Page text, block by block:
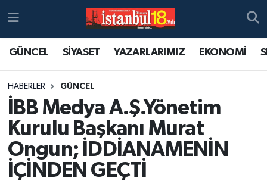
GÜNCEL SİYASET YAZARLARIMIZ EKONOMİ
HABERLER GÜNCEL
İBB Medya A.Ş.Yönetim
Kurulu Başkanı Murat
Ongun; İDDİANAMENİN
İÇİNDEN GEÇTİ